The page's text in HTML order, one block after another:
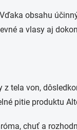
obsahu
é a vlasy aj
tela von,
pitie produktu
chuť a